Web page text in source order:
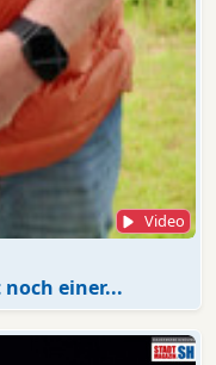
Video
noch einer...